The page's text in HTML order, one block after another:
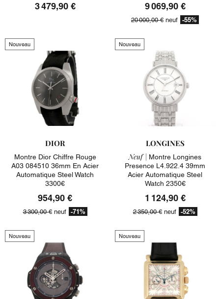
3 479,90 € 9 069,90 €
20 000,00 € neuf -55%
Nouveau
DIOR
Montre Dior Chiffre Rouge
A03 084510 36mm En Acier
Automatique Steel Watch
3300€
954,90 €
3 300,00 €neuf -71%
Nouveau
LONGINES
Neuf | Montre Longines
Presence L4.922.4 39mm
Acier Automatique Steel
Watch 2350€
1 124,90 €
2 350,00 €neuf -52%
Nouveau Nouveau